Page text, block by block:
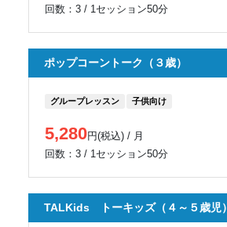
回数：3 / 1セッション50分
ポップコーントーク（３歳）
グループレッスン 子供向け
5,280円(税込) / 月
回数：3 / 1セッション50分
TALKids トーキッズ（４～５歳児）